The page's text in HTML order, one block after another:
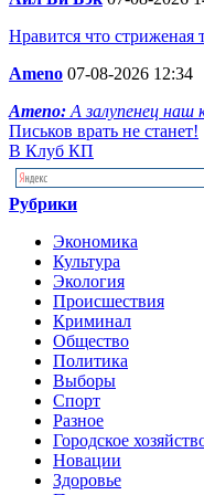
Нравится что стриженая
Ameno 07-08-2026 12:34
Ameno: А залупенец
Письков врать не станет!
В Клуб КП
Рубрики
Экономика
Культура
Экология
Происшествия
Криминал
Общество
Политика
Выборы
Спорт
Разное
Городское
Новации
Здоровье